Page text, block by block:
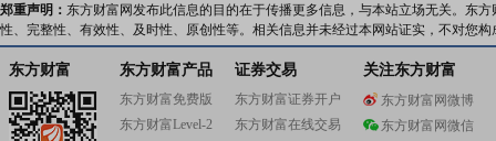
郑重声明： 东方财富网发布此信息的目的在于传播更多信息，与本站立场无关。东
性、完整性、有效性、及时性、原创性等。相关信息并未经过本网站证实，不对您
东方财富 东方财富产品
东方财富免费版
东方财富Level-2
证券交易
东方财富证券开户
东方财富在线交易
关注东方财富
东方财富网微博
东方财富网微信